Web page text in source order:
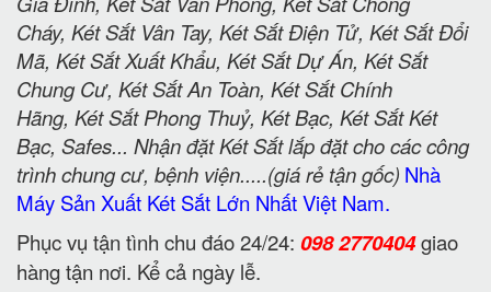
Cháy, Két Sắt Vân Tay, Két Sắt Điện Tử, Két Sắt Đổi
Mã, Két Sắt Xuất Khẩu, Két Sắt Dự Án, Két Sắt
Chung Cư, Két Sắt An Toàn, Két Sắt Chính
Hãng, Két Sắt Phong Thuỷ, Két Bạc, Két Sắt Két
Bạc, Safes... Nhận đặt Két Sắt lắp đặt cho các công
trình chung cư, bệnh viện.....(giá rẻ tận gốc) Nhà
Máy Sản Xuất Két Sắt Lớn Nhất Việt Nam.
Phục vụ tận tình chu đáo 24/24: 098 2770404giao
hàng tận nơi. Kể cả ngày lễ.